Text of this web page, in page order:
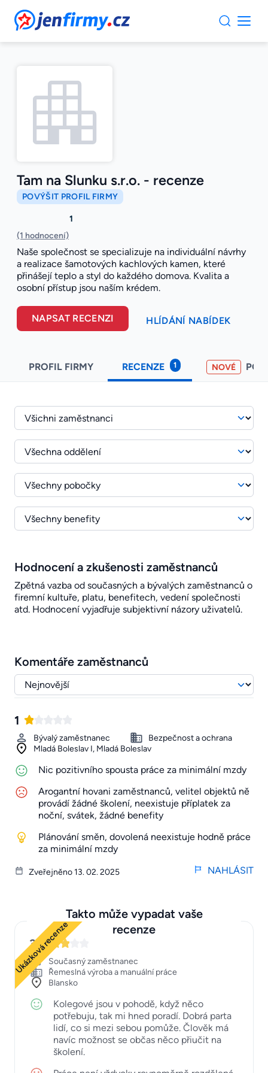
JenFirmy.cz
Tam na Slunku s.r.o. - recenze
POVÝŠIT PROFIL FIRMY
1
(1 hodnocení)
Naše společnost se specializuje na individuální návrhy
a realizace šamotových kachlových kamen, které
přinášejí teplo a styl do každého domova. Kvalita a
osobní přístup jsou naším krédem.
NAPSAT RECENZI HLÍDÁNÍ NABÍDEK
PROFIL FIRMY RECENZE 1 NOVÉ
Hodnocení a zkušenosti zaměstnanců
Zpětná vazba od současných a bývalých zaměstnanců o
firemní kultuře, platu, benefitech, vedení společnosti
atd. Hodnocení vyjadřuje subjektivní názory uživatelů.
Komentáře zaměstnanců
1
Bývalý zaměstnanec
Bezpečnost a ochrana
Mladá Boleslav I, Mladá Boleslav
Nic pozitivního spousta práce za minimální mzdy
Arogantní hovani zaměstnanců, velitel objektů ně
provádí žádné školení, neexistuje příplatek za
noční, svátek, žádné benefity
Plánování směn, dovolená neexistuje hodně práce
za minimální mzdy
Zveřejněno 13. 02. 2025 NAHLÁSIT
Takto může vypadat vaše
recenze
Ukázková recenze
3
Současný zaměstnanec
Řemeslná výroba a manuální práce
Blansko
Kolegové jsou v pohodě, když něco
potřebuju, tak mi hned poradí. Dobrá parta
lidí, co si mezi sebou pomůže. Člověk má
navíc možnost se občas něco přiučit na
školení.